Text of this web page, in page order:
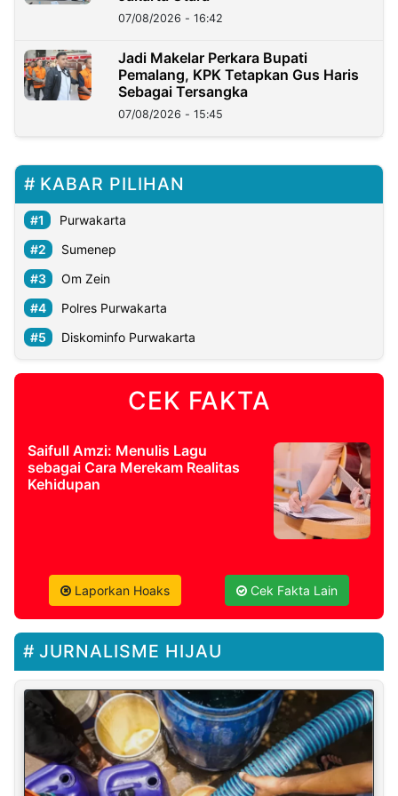
07/08/2026 - 16:42
Jadi Makelar Perkara Bupati
Pemalang, KPK Tetapkan Gus Haris
Sebagai Tersangka
07/08/2026 - 15:45
KABAR PILIHAN
Purwakarta
Sumenep
Om Zein
Polres Purwakarta
Diskominfo Purwakarta
CEK FAKTA
Saifull Amzi: Menulis Lagu
sebagai Cara Merekam Realitas
Kehidupan
Laporkan Hoaks Cek Fakta Lain
JURNALISME HIJAU